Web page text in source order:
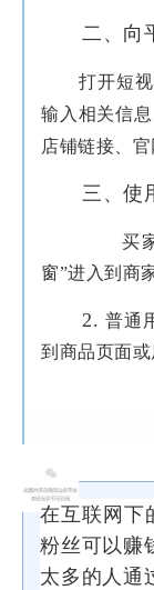
二、向平
打开短视
输入相关信
店铺链接、
三、使
买家
窗”进入到商
2.普通
到商品页面或
在互联网下
粉丝可以赚
太多的人通